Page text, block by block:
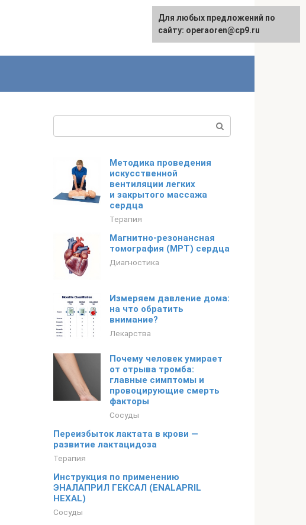
Методика проведения
искусственной
вентиляции легких
и закрытого массажа
сердца
Терапия
Магнитно-резонансная
томография (МРТ) сердца
Диагностика
Измеряем давление дома:
на что обратить
внимание?
Лекарства
Почему человек умирает
от отрыва тромба:
главные симптомы и
провоцирующие смерть
факторы
Сосуды
Переизбыток лактата в крови —
развитие лактацидоза
Терапия
Инструкция по применению
ЭНАЛАПРИЛ ГЕКСАЛ (ENALAPRIL
HEXAL)
Сосуды
Для любых предложений по
сайту: operaoren@cp9.ru